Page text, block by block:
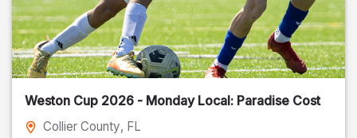
Weston Cup 2026 - Monday Local: Paradise Cost
Collier County, FL